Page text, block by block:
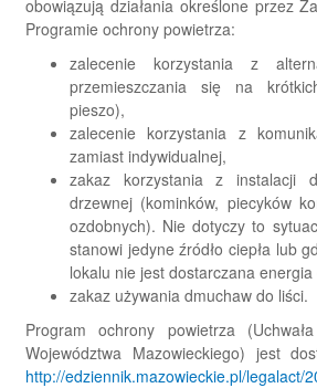
obowiązują działania określone przez
Programie ochrony powietrza:
zalecenie korzystania z
przemieszczania się na
pieszo),
zalecenie korzystania z
zamiast indywidualnej,
zakaz korzystania z instalacji
drzewnej (kominków, piecyków
ozdobnych). Nie dotyczy to
stanowi jedyne źródło ciepła lub
lokalu nie jest dostarczana
zakaz używania dmuchaw do liści.
Program ochrony powietrza
Województwa Mazowieckiego) jest
http://edziennik.mazowieckie.pl/legalact/